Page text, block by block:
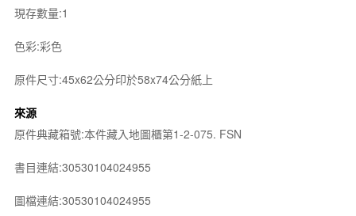
現存數量:1
色彩:彩色
原件尺寸:45x62公分印於58x74公分紙上
來源
原件典藏箱號:本件藏入地圖櫃第1-2-075. FSN
書目連結:30530104024955
圖檔連結:30530104024955